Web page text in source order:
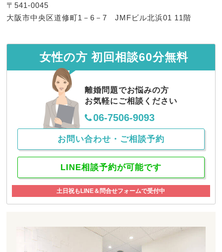
回弁護士相談】
2024.07.11
お客様の声（４３６）【大阪府在住、初
2024.07.11 お客様の声
お客様の声（４３５）【大阪府在住、初
〒541-0045
大阪市中央区道修町1－6－7 JMFビル北浜01 11階
女性の方 初回相談60分無料
離婚問題でお悩みの方
お気軽にご相談ください
06-7506-9093
お問い合わせ・ご相談予約
LINE相談予約が可能です
土日祝もLINE＆問合せフォームで受付中